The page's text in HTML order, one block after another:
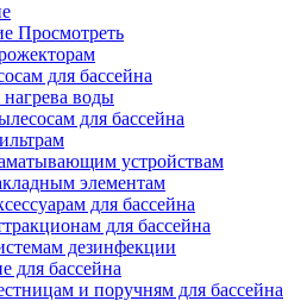
Просмотреть
для бассейна
воды
для бассейна
устройствам
элементам
для бассейна
для бассейна
дезинфекции
для бассейна
и поручням для бассейна